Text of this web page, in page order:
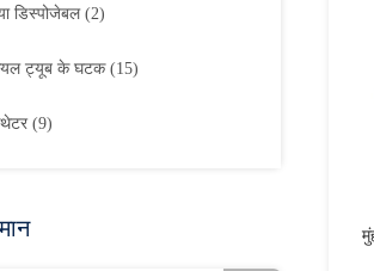
डिस्पोजेबल(2)
ट्यूब के घटक(15)
(9)